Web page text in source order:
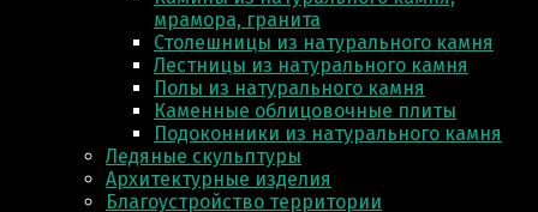
мрамора, гранита
Столешницы из натурального камня
Лестницы из натурального камня
Полы из натурального камня
Каменные облицовочные плиты
Подоконники из натурального камня
Ледяные скульптуры
Архитектурные изделия
Благоустройство территории